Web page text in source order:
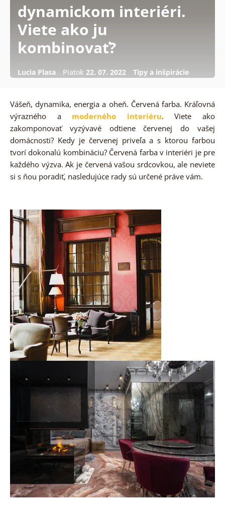
dynamickom interiéri.
Viete ako ju
kombinovať?
Lucia Plasa Piatok 22. 07. 2022 Tipy a inšpirácie
Vášeň, dynamika, energia a oheň. Červená farba. Kráľovná
výrazného a moderného interiéru. Viete ako
zakomponovať vyzývavé odtiene červenej do vašej
domácnosti? Kedy je červenej priveľa a s ktorou farbou
tvorí dokonalú kombináciu? Červená farba v interiéri je pre
každého výzva. Ak je červená vašou srdcovkou, ale neviete
si s ňou poradiť, nasledujúce rady sú určené práve vám.